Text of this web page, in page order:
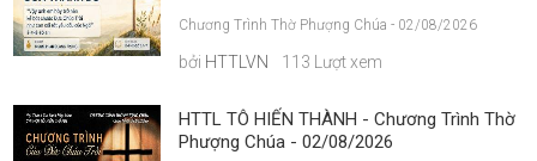
Chương Trình Thờ Phượng Chúa - 02/08/2026
bởi HTTLVN 113 Lượt xem
HTTL TÔ HIẾN THÀNH - Chương Trình Thờ
Phượng Chúa - 02/08/2026